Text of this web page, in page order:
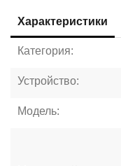
Характеристики
Категория:
Устройство:
Модель: